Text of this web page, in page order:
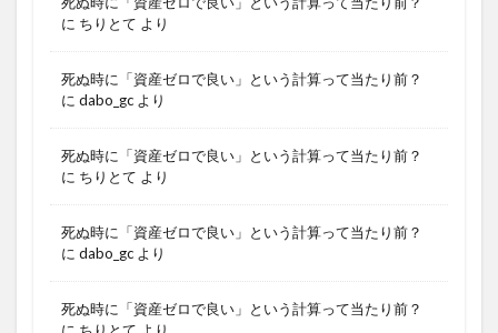
に ちりとて より
死ぬ時に「資産ゼロで良い」という計算って当たり前？
に dabo_gc より
死ぬ時に「資産ゼロで良い」という計算って当たり前？
に ちりとて より
死ぬ時に「資産ゼロで良い」という計算って当たり前？
に dabo_gc より
死ぬ時に「資産ゼロで良い」という計算って当たり前？